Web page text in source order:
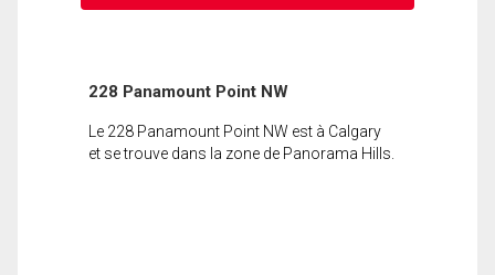
228 Panamount Point NW
Le 228 Panamount Point NW est à Calgary
et se trouve dans la zone de Panorama Hills.